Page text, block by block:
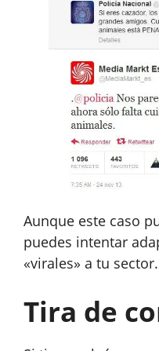
Aunque este caso
puedes intentar
«virales» a tu sector.
Tira de